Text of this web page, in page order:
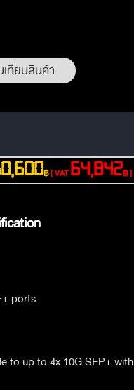
เทียบสินค้า
฿[ VAT64,842฿ ]
ports
to up to 4x 10G SFP+ with